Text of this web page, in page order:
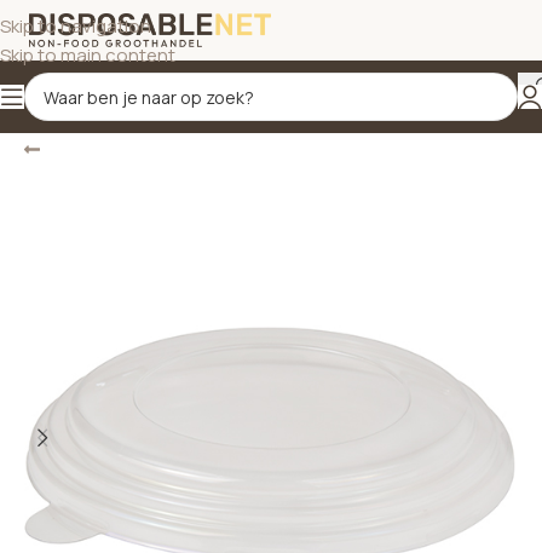
Skip to navigation
Skip to main content
Terug Home/Bekers